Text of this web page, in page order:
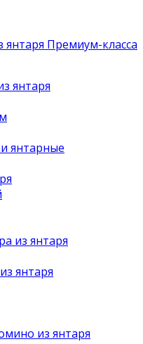
янтаря Премиум-класса
янтаря
янтарные
из янтаря
янтаря
из янтаря